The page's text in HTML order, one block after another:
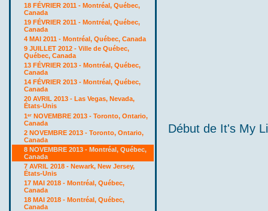
Début de It's My
18 FÉVRIER 2011 - Montréal, Québec,
Canada
19 FÉVRIER 2011 - Montréal, Québec,
Canada
4 MAI 2011 - Montréal, Québec, Canada
9 JUILLET 2012 - Ville de Québec,
Québec, Canada
13 FÉVRIER 2013 - Montréal, Québec,
Canada
14 FÉVRIER 2013 - Montréal, Québec,
Canada
20 AVRIL 2013 - Las Vegas, Nevada,
États-Unis
1er NOVEMBRE 2013 - Toronto, Ontario,
Canada
2 NOVEMBRE 2013 - Toronto, Ontario,
Canada
8 NOVEMBRE 2013 - Montréal, Québec,
Canada
7 AVRIL 2018 - Newark, New Jersey,
États-Unis
17 MAI 2018 - Montréal, Québec,
Canada
18 MAI 2018 - Montréal, Québec,
Canada